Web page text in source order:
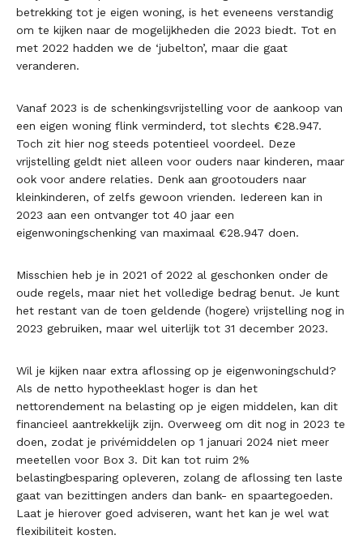
betrekking tot je eigen woning, is het eveneens verstandig
om te kijken naar de mogelijkheden die 2023 biedt. Tot en
met 2022 hadden we de ‘jubelton’, maar die gaat
veranderen.
Vanaf 2023 is de schenkingsvrijstelling voor de aankoop van
een eigen woning flink verminderd, tot slechts €28.947.
Toch zit hier nog steeds potentieel voordeel. Deze
vrijstelling geldt niet alleen voor ouders naar kinderen, maar
ook voor andere relaties. Denk aan grootouders naar
kleinkinderen, of zelfs gewoon vrienden. Iedereen kan in
2023 aan een ontvanger tot 40 jaar een
eigenwoningschenking van maximaal €28.947 doen.
Misschien heb je in 2021 of 2022 al geschonken onder de
oude regels, maar niet het volledige bedrag benut. Je kunt
het restant van de toen geldende (hogere) vrijstelling nog in
2023 gebruiken, maar wel uiterlijk tot 31 december 2023.
Wil je kijken naar extra aflossing op je eigenwoningschuld?
Als de netto hypotheeklast hoger is dan het
nettorendement na belasting op je eigen middelen, kan dit
financieel aantrekkelijk zijn. Overweeg om dit nog in 2023 te
doen, zodat je privémiddelen op 1 januari 2024 niet meer
meetellen voor Box 3. Dit kan tot ruim 2%
belastingbesparing opleveren, zolang de aflossing ten laste
gaat van bezittingen anders dan bank- en spaartegoeden.
Laat je hierover goed adviseren, want het kan je wel wat
flexibiliteit kosten.